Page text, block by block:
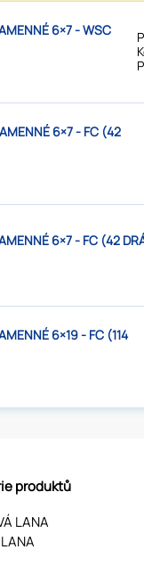
6×7 - WSC
6×7 - FC (42
6×7 - FC (42
6×19 - FC (114
produktů
LANA